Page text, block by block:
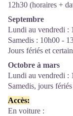
12h30 (horaires +
Septembre
Lundi au vendredi :
Samedis : 10h00 -
Jours fériés et
Octobre à mars
Lundi au vendredi :
Samedis, jours
Accès:
En voiture :